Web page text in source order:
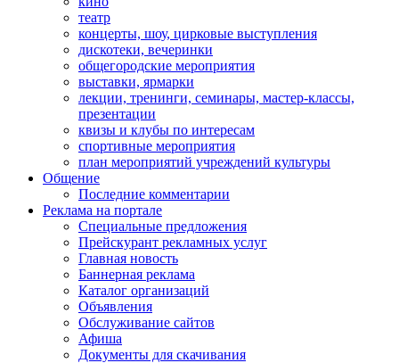
театр
концерты, шоу, цирковые выступления
дискотеки, вечеринки
общегородские мероприятия
выставки, ярмарки
лекции, тренинги, семинары, мастер-классы,
презентации
квизы и клубы по интересам
спортивные мероприятия
план мероприятий учреждений культуры
Общение
Последние комментарии
Реклама на портале
Специальные предложения
Прейскурант рекламных услуг
Главная новость
Баннерная реклама
Каталог организаций
Объявления
Обслуживание сайтов
Афиша
Документы для скачивания